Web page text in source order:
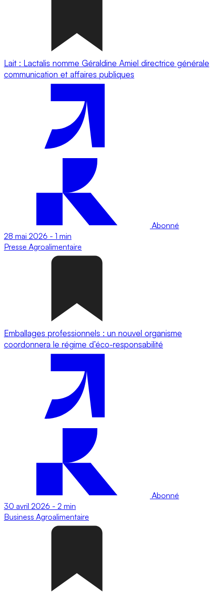
Lait : Lactalis nomme Géraldine Amiel directrice générale
communication et affaires publiques
Abonné
28 mai 2026 - 1 min
Presse Agroalimentaire
Emballages professionnels : un nouvel organisme
coordonnera le régime d’éco-responsabilité
Abonné
30 avril 2026 - 2 min
Business Agroalimentaire